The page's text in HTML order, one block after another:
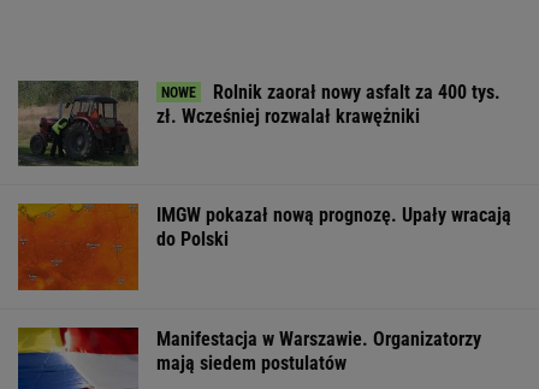
Rolnik zaorał nowy asfalt za 400 tys.
zł. Wcześniej rozwalał krawężniki
IMGW pokazał nową prognozę. Upały wracają
do Polski
Manifestacja w Warszawie. Organizatorzy
mają siedem postulatów